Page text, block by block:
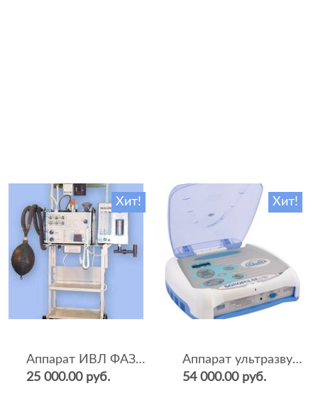
Хит!
Аппарат ИВЛ ФАЗА-5НР
25 000.00 руб.
Хит!
Аппарат ультразвуковой терапии Sonopulse (мультичастотный 1 и 3 Мгц)
54 000.00 руб.